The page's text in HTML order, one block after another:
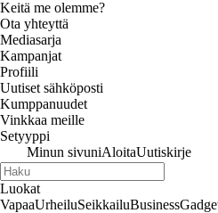
Keitä me olemme?
Ota yhteyttä
Mediasarja
Kampanjat
Profiili
Uutiset sähköposti
Kumppanuudet
Vinkkaa meille
Setyyppi
Minun sivuniAloitaUutiskirje
Luokat
VapaaUrheiluSeikkailuBusiness